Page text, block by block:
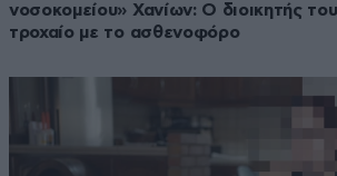
νοσοκομείου» Χανίων: Ο διοικητής
τροχαίο με το ασθενοφόρο